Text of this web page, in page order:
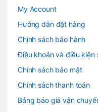
My Account
Hướng dẫn đặt hàng
Chính sách bảo hành
Điều khoản và điều kiện
Chính sách bảo mật
Chính sách thanh toán
Bảng báo giá vận